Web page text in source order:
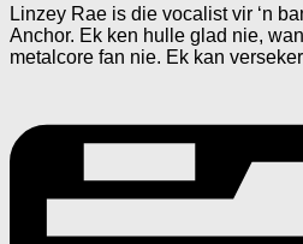
Linzey Rae is die vocalist vir ‘n
Anchor. Ek ken hulle glad nie,
metalcore fan nie. Ek kan